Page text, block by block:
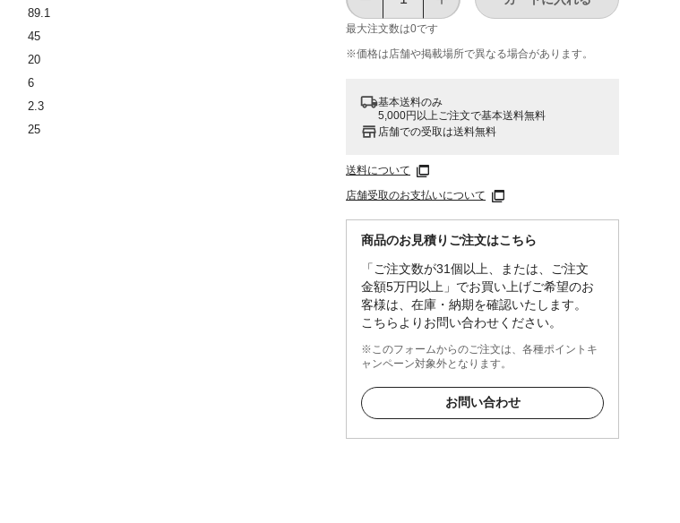
最大注文数は0です
※価格は​店舗や​掲載場所で​異なる​場合が​あります。
基本送料のみ
5,000円以上ご注文で基本送料無料
店舗での受取は送料無料
送料について
店舗受取のお支払いについて
商品のお見積りご注文はこちら
「ご注文数が31個以上、または、ご注文
金額5万円以上」でお買い上げご希望のお
客様は、在庫・納期を確認いたします。
こちらよりお問い合わせください。
※このフォームからのご注文は、各種ポイントキ
ャンペーン対象外となります。
お問い合わせ
89.1
45
20
6
2.3
25